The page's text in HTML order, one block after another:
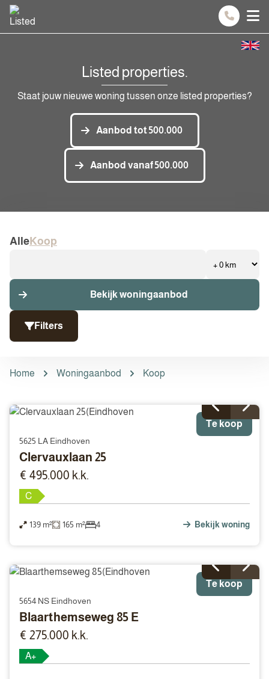
Spring naar inhoud
Listed properties.
Staat jouw nieuwe woning tussen onze listed properties?
Aanbod tot 500.000
Aanbod vanaf 500.000
Alle Koop
Bekijk woningaanbod
Filters
Home Woningaanbod Koop
Te koop
5625 LA Eindhoven
Clervauxlaan 25
€ 495.000 k.k.
C
139 m² 165 m² 4 Bekijk woning
Te koop
5654 NS Eindhoven
Blaarthemseweg 85 E
€ 275.000 k.k.
A+